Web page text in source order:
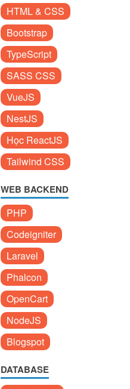
HTML & CSS
Bootstrap
TypeScript
SASS CSS
VueJS
NestJS
Học ReactJS
Tailwind CSS
WEB BACKEND
PHP
Codeigniter
Laravel
Phalcon
OpenCart
NodeJS
Blogspot
DATABASE